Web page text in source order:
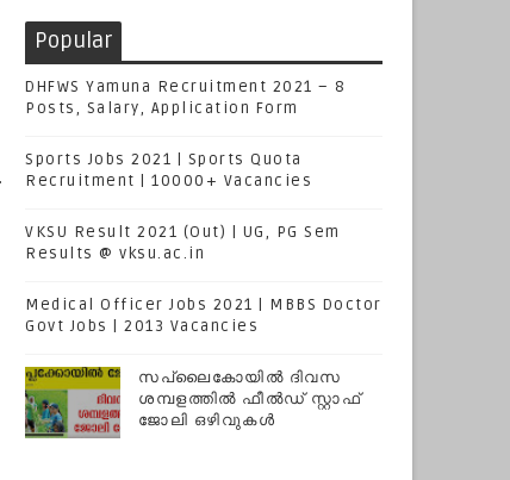
Popular
DHFWS Yamuna Recruitment 2021 – 8
Posts, Salary, Application Form
Sports Jobs 2021 | Sports Quota
Recruitment | 10000+ Vacancies
VKSU Result 2021 (Out) | UG, PG Sem
Results @ vksu.ac.in
Medical Officer Jobs 2021 | MBBS Doctor
Govt Jobs | 2013 Vacancies
സപ്ലൈകോയില്‍ ദിവസ
ശമ്പളത്തിൽ ഫീല്‍ഡ് സ്റ്റാഫ്
ജോലി ഒഴിവുകൾ